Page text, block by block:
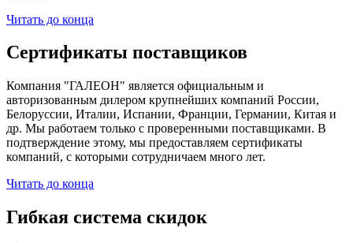
Читать до конца
Сертификаты поставщиков
Компания "ГАЛЕОН" является официальным и
авторизованным дилером крупнейших компаний России,
Белоруссии, Италии, Испании, Франции, Германии, Китая и
др. Мы работаем только с проверенными поставщиками. В
подтверждение этому, мы предоставляем сертификаты
компаний, с которыми сотрудничаем много лет.
Читать до конца
Гибкая система скидок